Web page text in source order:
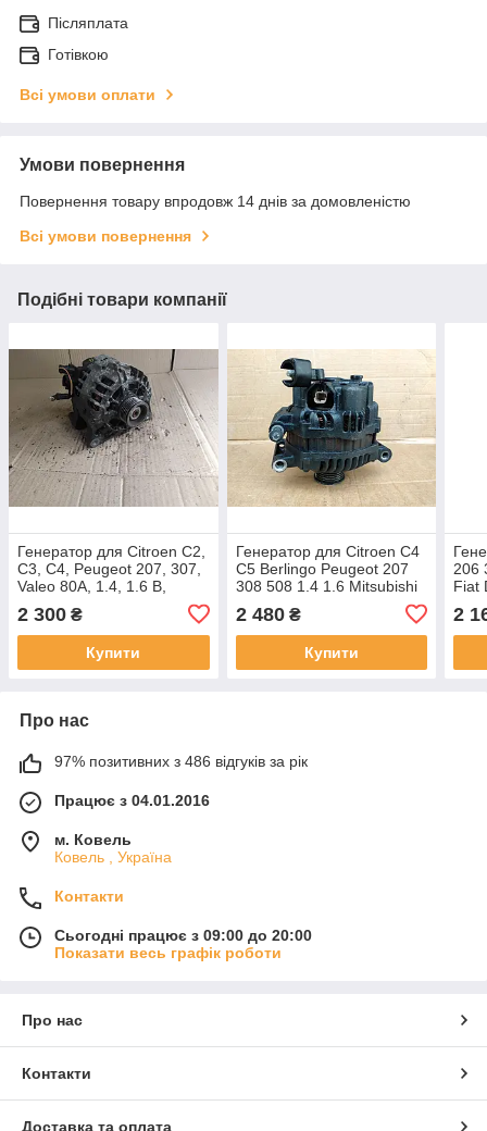
Післяплата
Готівкою
Всі умови оплати
Умови повернення
Повернення товару впродовж 14 днів за домовленістю
Всі умови повернення
Подібні товари компанії
Генератор для Citroen C2,
C3, C4, Peugeot 207, 307,
Valeo 80A, 1.4, 1.6 B,
2 300 ₴
Купити
Генератор для Citroen C4
C5 Berlingo Peugeot 207
308 508 1.4 1.6 Mitsubishi
A003TG5291ZEA
2 480₴
Купити
206
Fiat
2
Про нас
97% позитивних з 486 відгуків за рік
Працює з 04.01.2016
м. Ковель
Ковель , Україна
Контакти
Сьогодні працює з 09:00 до 20:00
Показати весь графік роботи
Про нас
Контакти
Доставка та оплата